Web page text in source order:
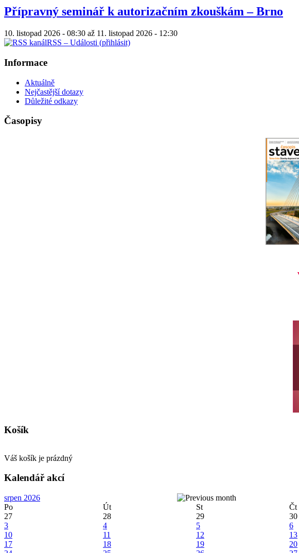
Přípravný seminář k autorizačním zkouškám – Brno
10. listopad 2026 - 08:30 až 11. listopad 2026 - 12:30
RSS – Události (přihlásit)
Informace
Aktuálně
Nejčastější dotazy
Důležité odkazy
Časopisy
Košík
Váš košík je prázdný
Kalendář akcí
srpen 2026
Po
Út St Čt
27
28 29 30
3
4 5 6
10
11 12 13
17
18 19 20